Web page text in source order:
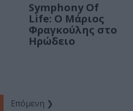
Symphony Of
Life: Ο Μάριος
Φραγκούλης στο
Ηρώδειο
Επόμενη ❯